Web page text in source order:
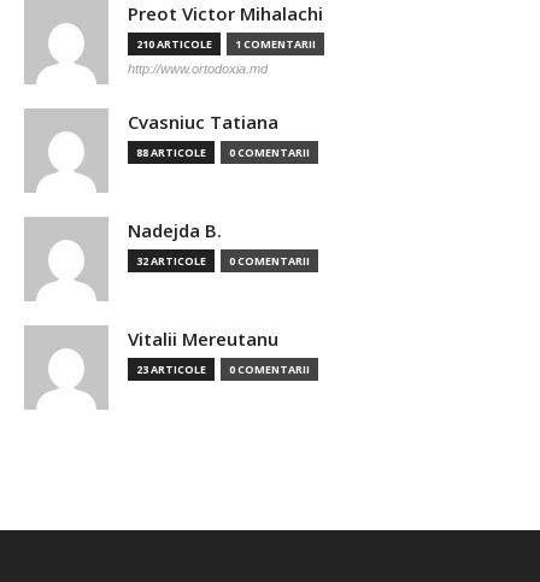
Preot Victor Mihalachi
210 ARTICOLE 1 COMENTARII
http://www.ortodoxia.md
Cvasniuc Tatiana
88 ARTICOLE 0 COMENTARII
Nadejda B.
32 ARTICOLE 0 COMENTARII
Vitalii Mereutanu
23 ARTICOLE 0 COMENTARII